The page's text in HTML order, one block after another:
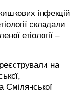
інфекцій
складали
етіології –
на
Смілянської